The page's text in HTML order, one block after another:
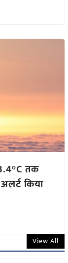
तक
किया
View All